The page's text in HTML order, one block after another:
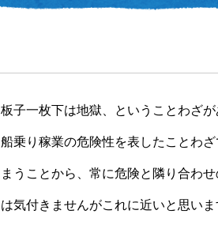
板子一枚下は地獄、ということわざ
船乗り稼業の危険性を表したことわ
まうことから、常に危険と隣り合わ
は気付きませんがこれに近いと思い